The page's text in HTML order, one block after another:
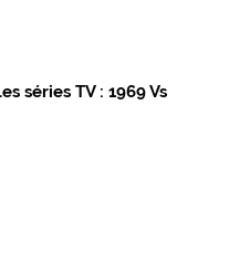
séries TV : 1969 Vs